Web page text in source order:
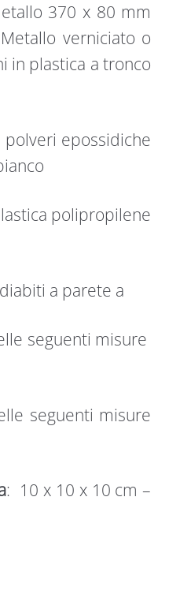
370 x 80 mm
verniciato o
in plastica a tronco
epossidiche
polipropilene
a parete a
seguenti misure
seguenti misure
: 10 x 10 x 10 cm –